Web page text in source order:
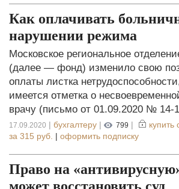
Как оплачивать
нарушении режима
Московское региональное
(далее — фонд) изменило свою
оплаты листка
имеется отметка о
врачу (письмо от 01.09.2020 № 14-
17.09.2020 | бухгалтеру | 799 |
купить
за 315 руб. | оформить подписку
Право на
может восстановить суд